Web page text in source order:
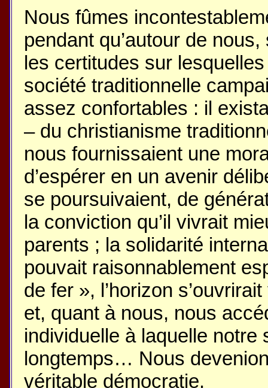
Nous fûmes
pendant qu’autour de nous,
les certitudes sur
société traditionnelle
assez confortables : il
– du christianisme
nous fournissaient une
d’espérer en un avenir
se poursuivaient, de
la conviction qu’il vivrait
parents ; la solidarité
pouvait raisonnablement
de fer », l’horizon
et, quant à nous, nous
individuelle à laquelle notre
longtemps… Nous
véritable démocratie.